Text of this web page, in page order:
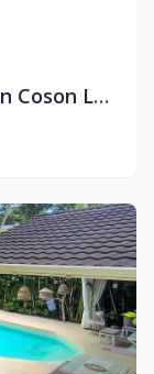
6500 m2 million dollar view lot in Coson Las Terrenas